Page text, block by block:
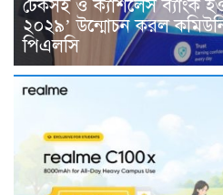
টেকসই ও ক্যাশলেস ব্যাংক
২০২৯’ উন্মোচন করল
পিএলসি